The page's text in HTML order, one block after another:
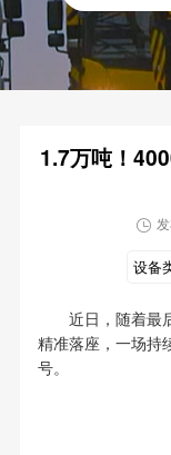
1.7万吨！

设备
近日，随着最
精准落座，一场持
号。